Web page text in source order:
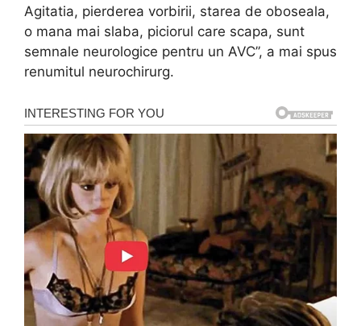
Agitatia, pierderea vorbirii, starea de oboseala,
o mana mai slaba, piciorul care scapa, sunt
semnale neurologice pentru un AVC”, a mai spus
renumitul neurochirurg.